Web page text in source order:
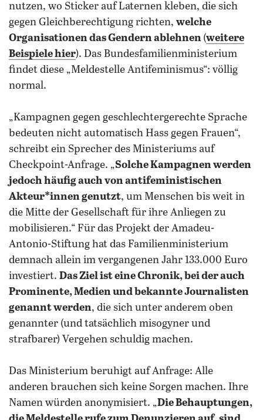
nutzen, wo Sticker auf Laternen kleben, die sich
gegen Gleichberechtigung richten, welche
Organisationen das Gendern ablehnen (weitere
Beispiele hier). Das Bundesfamilienministerium
findet diese „Meldestelle Antifeminismus“: völlig
normal.
„Kampagnen gegen geschlechtergerechte Sprache
bedeuten nicht automatisch Hass gegen Frauen“,
schreibt ein Sprecher des Ministeriums auf
Checkpoint-Anfrage. „Solche Kampagnen werden
jedoch häufig auch von antifeministischen
Akteur*innen genutzt, um Menschen bis weit in
die Mitte der Gesellschaft für ihre Anliegen zu
mobilisieren.“ Für das Projekt der Amadeu-
Antonio-Stiftung hat das Familienministerium
demnach allein im vergangenen Jahr 133.000 Euro
investiert. Das Ziel ist eine Chronik, bei der auch
Prominente, Medien und bekannte Journalisten
genannt werden, die sich unter anderem oben
genannter (und tatsächlich misogyner und
strafbarer) Vergehen schuldig machen.
Das Ministerium beruhigt auf Anfrage: Alle
anderen brauchen sich keine Sorgen machen. Ihre
Namen würden anonymisiert. „Die Behauptungen,